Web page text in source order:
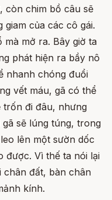
còn chim bồ câu sẽ
của các cô gái.
mà mở ra. Bây giờ ta
phát hiện ra bầy nô
nhanh chóng đuổi
vết máu, gã có thể
trốn đi đâu, nhưng
sẽ lúng túng, trong
lên một sườn dốc
được. Vì thế ta nói lại
chân đất, bàn chân
kính.